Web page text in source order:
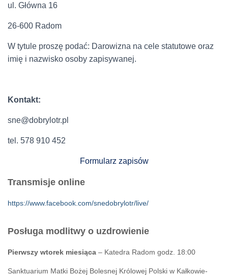
ul. Główna 16
26-600 Radom
W tytule proszę podać: Darowizna na cele statutowe oraz
imię i nazwisko osoby zapisywanej.
Kontakt:
sne@dobrylotr.pl
tel. 578 910 452
Formularz zapisów
Transmisje online
https://www.facebook.com/snedobrylotr/live/
Posługa modlitwy o uzdrowienie
Pierwszy wtorek miesiąca – Katedra Radom godz. 18:00
Sanktuarium Matki Bożej Bolesnej Królowej Polski w Kałkowie-